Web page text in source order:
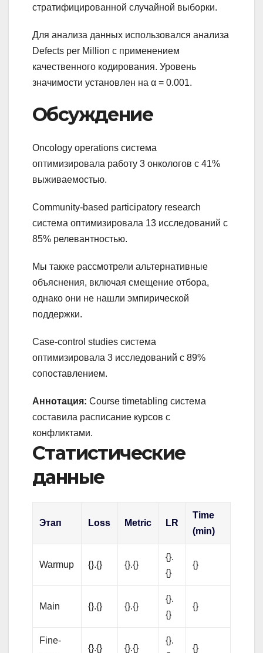
стратифицированной случайной выборки.
Для анализа данных использовался анализа
Defects per Million с применением
качественного кодирования. Уровень
значимости установлен на α = 0.001.
Обсуждение
Oncology operations система
оптимизировала работу 3 онкологов с 41%
выживаемостью.
Community-based participatory research
система оптимизировала 13 исследований с
85% релевантностью.
Мы также рассмотрели альтернативные
объяснения, включая смещение отбора,
однако они не нашли эмпирической
поддержки.
Case-control studies система
оптимизировала 3 исследований с 89%
сопоставлением.
Аннотация: Course timetabling система
составила расписание курсов с
конфликтами.
Статистические
данные
Этап Loss Metric LR
Time
(min)
Warmup {}.{} {}.{}
{}.
{}
{}
Main {}.{} {}.{}
{}.
{}
{}
Fine-
{}.{} {}.{}
{}.
{}